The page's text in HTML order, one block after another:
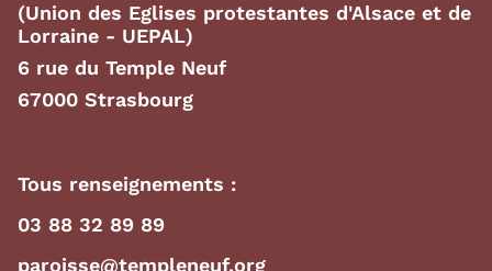
(Union des Eglises protestantes d'Alsace et de
Lorraine - UEPAL)
6 rue du Temple Neuf
67000 Strasbourg
Tous renseignements :
03 88 32 89 89
paroisse@templeneuf.org